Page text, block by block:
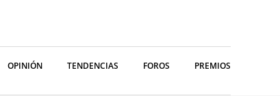
OPINIÓN TENDENCIAS FOROS PREMIOS